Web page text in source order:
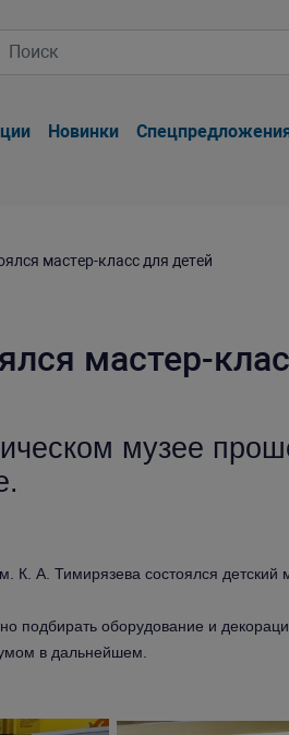
Новинки
мастер-класс для детей
мастер-
музее
К. А. Тимирязева состоялся детский
подбирать оборудование и
в дальнейшем.